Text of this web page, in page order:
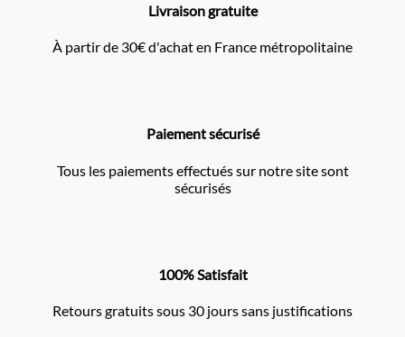
Livraison gratuite
À partir de 30€ d'achat en France métropolitaine
Paiement sécurisé
Tous les paiements effectués sur notre site sont
sécurisés
100% Satisfait
Retours gratuits sous 30 jours sans justifications